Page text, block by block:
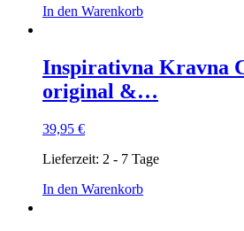
In den Warenkorb
Inspirativna Kravna
original &…
39,95 €
Lieferzeit: 2 - 7 Tage
In den Warenkorb